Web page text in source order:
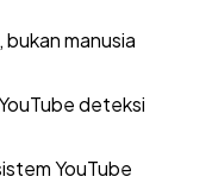
manusia
deteksi
YouTube